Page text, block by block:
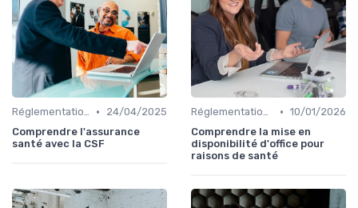
Réglementations en Assurance Santé •
24/04/2025
Comprendre l'assurance
santé avec la CSF
Réglementations en Assurance Santé • 10/01/2026
Comprendre la mise en
disponibilité d'office pour
raisons de santé